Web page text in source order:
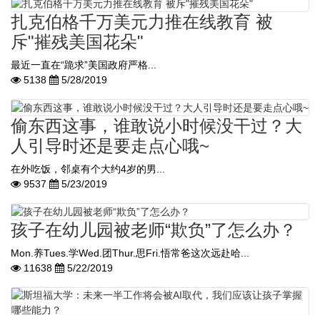
扎克伯格千万美元力推在线教育 被
斥"摧残美国花朵"
最近一直在“跪求”美国政府严格...
5138
5/28/2019
偷东西这事，谁敢说小时候没干过？大
人引导时还是要走点心哦~
在外吃饭，邻桌有个大约4岁的男...
9537
5/23/2019
孩子在幼儿园被老师“欺负”了怎么办？
Mon.养Tues.学Wed.团Thur.思Fri.悟常爸这次远赴哈...
11638
5/22/2019